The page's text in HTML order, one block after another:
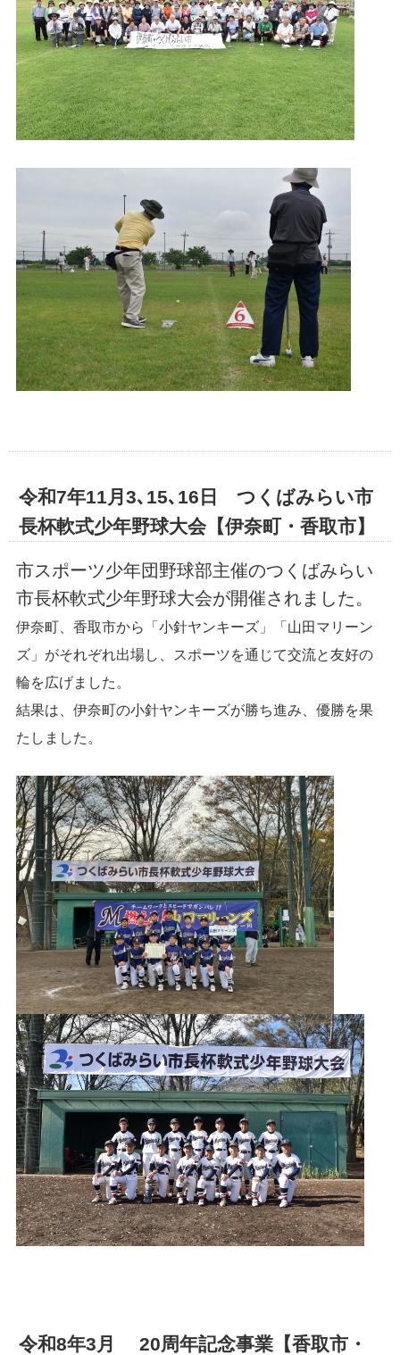
令和7年11月3､15､16日 つくばみらい市
長杯軟式少年野球大会【伊奈町・香取市】
市スポーツ少年団野球部主催のつくばみらい
市長杯軟式少年野球大会が開催されました。
伊奈町、香取市から「小針ヤンキーズ」「山田マリーン
ズ」がそれぞれ出場し、スポーツを通じて交流と友好の
輪を広げました。
結果は、伊奈町の小針ヤンキーズが勝ち進み、優勝を果
たしました。
令和8年3月 20周年記念事業【香取市・